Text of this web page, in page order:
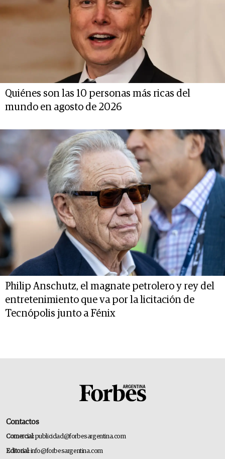
Quiénes son las 10 personas más ricas del
mundo en agosto de 2026
Philip Anschutz, el magnate petrolero y rey del
entretenimiento que va por la licitación de
Tecnópolis junto a Fénix
Contactos
Comercial:publicidad@forbesargentina.com
Editorial:info@forbesargentina.com